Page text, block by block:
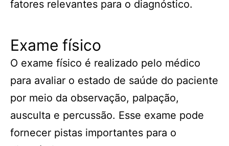
fatores relevantes para o diagnóstico.
Exame físico
O exame físico é realizado pelo médico
para avaliar o estado de saúde do paciente
por meio da observação, palpação,
ausculta e percussão. Esse exame pode
fornecer pistas importantes para o